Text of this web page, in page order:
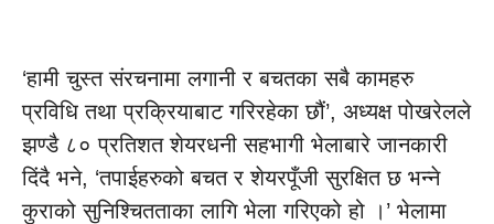
‘हामी चुस्त संरचनामा लगानी र बचतका सबै कामहरु
प्रविधि तथा प्रक्रियाबाट गरिरहेका छौं’, अध्यक्ष पोखरेलले
झण्डै ८० प्रतिशत शेयरधनी सहभागी भेलाबारे जानकारी
दिंदै भने, ‘तपाईहरुको बचत र शेयरपूँजी सुरक्षित छ भन्ने
कुराको सुनिश्चितताका लागि भेला गरिएको हो ।’ भेलामा